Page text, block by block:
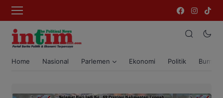
Home Nasional Parlemen Ekonomi Politik Bumi